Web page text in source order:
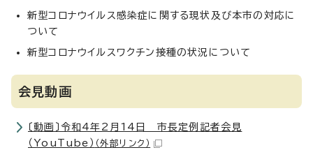
新型コロナウイルス感染症に関する現状及び本市の対応に
ついて
新型コロナウイルスワクチン接種の状況について
会見動画
〔動画〕令和4年2月14日 市長定例記者会見
（YouTube） （外部リンク）